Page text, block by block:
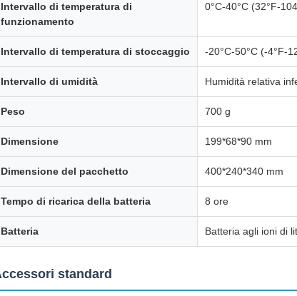
Intervallo di temperatura di
funzionamento
0°C-40°C (32°F-
Intervallo di temperatura di stoccaggio -20°C-50°C (-4°F-
Intervallo di umidità Humidità relativa
Peso 700 g
Dimensione 199*68*90 mm
Dimensione del pacchetto 400*240*340 mm
Tempo di ricarica della batteria 8 ore
Batteria Batteria agli ioni di
standard